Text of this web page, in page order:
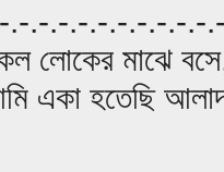
.-.-.-.-.-.-.-.-.-.-
লোকের মাঝে
একা হতেছি